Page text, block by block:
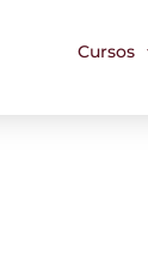
Cursos